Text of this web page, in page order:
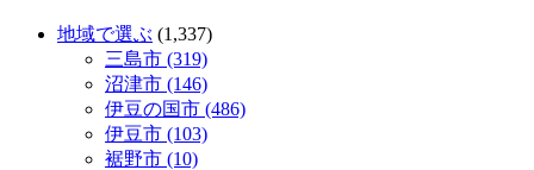
地域で選ぶ (1,337)
三島市 (319)
沼津市 (146)
伊豆の国市 (486)
伊豆市 (103)
裾野市 (10)